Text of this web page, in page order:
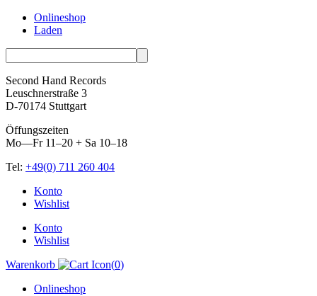
Onlineshop
Laden
Second Hand Records
Leuschnerstraße 3
D-70174 Stuttgart
Öffungszeiten
Mo—Fr 11–20 + Sa 10–18
Tel: +49(0) 711 260 404
Skip
Konto
Wishlist
Konto
Wishlist
Warenkorb
(0)
Onlineshop